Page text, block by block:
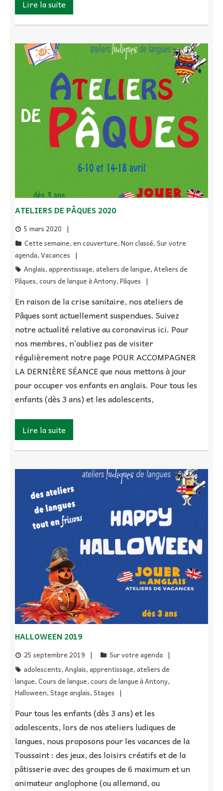
Lire la suite
ATELIERS DE PÂQUES 2020
5 mars 2020
Cette semaine,en couverture,Non classé,Sur votre
agenda,Vacances
Anglais,apprentissage,ateliers de langue,Ateliers de
Pâques,cours de langue à Antony,Pâques
En raison de la crise sanitaire, nos ateliers de
Pâques sont actuellement suspendues. Suivez
notre actualité relative au coronavirus ici. Pour
nos membres, n’oubliez pas de visiter
régulièrement notre page POUR ACCOMPAGNER
LA DERNIÈRE SÉANCE que nous mettons à jour
pour occuper vos enfants en anglais. Pour tous les
enfants (dès 3 ans) et les adolescents,
Lire la suite
HALLOWEEN 2019
25 septembre 2019
Sur votre agenda
adolescents,Anglais,apprentissage,ateliers de
langue,Cours de langue,cours de langue à Antony,
Halloween,Stage anglais,Stages
Pour tous les enfants (dès 3 ans) et les
adolescents, lors de nos ateliers ludiques de
langues, nous proposons pour les vacances de la
Toussaint : des jeux, des loisirs créatifs et de la
pâtisserie avec des groupes de 6 maximum et un
animateur anglophone (ou allemand, ou